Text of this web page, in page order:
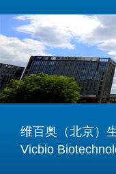
维百奥（北京）
Vicbio